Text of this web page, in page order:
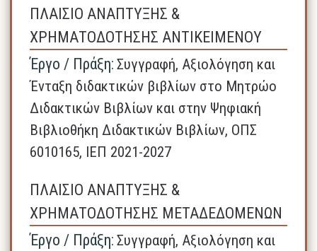
ΠΛΑΙΣΙΟ ΑΝΑΠΤΥΞΗΣ &
ΧΡΗΜΑΤΟΔΟΤΗΣΗΣ ΑΝΤΙΚΕΙΜΕΝΟΥ
Έργο / Πράξη: Συγγραφή, Αξιολόγηση και
Ένταξη διδακτικών βιβλίων στο Μητρώο
Διδακτικών Βιβλίων και στην Ψηφιακή
Βιβλιοθήκη Διδακτικών Βιβλίων, ΟΠΣ
6010165, ΙΕΠ 2021-2027
ΠΛΑΙΣΙΟ ΑΝΑΠΤΥΞΗΣ &
ΧΡΗΜΑΤΟΔΟΤΗΣΗΣ ΜΕΤΑΔΕΔΟΜΕΝΩΝ
Έργο / Πράξη: Συγγραφή, Αξιολόγηση και